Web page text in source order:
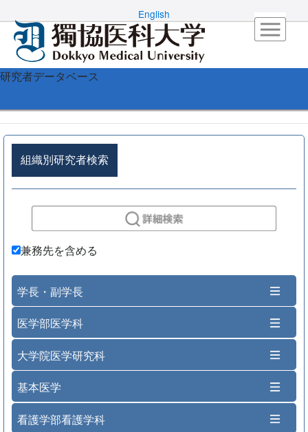
English
研究者データベース
組織別研究者検索
兼務先を含める
学長・副学長
医学部医学科
大学院医学研究科
基本医学
看護学部看護学科